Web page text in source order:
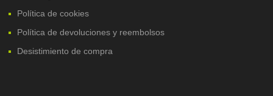
Política de cookies
Política de devoluciones y reembolsos
Desistimiento de compra